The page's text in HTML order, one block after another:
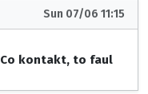
Sun 07/06 11:15
Co kontakt, to faul